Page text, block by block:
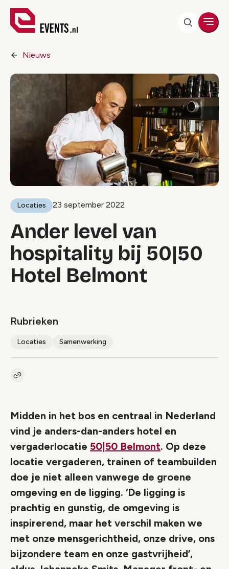
Nieuws
Locaties 23 september 2022
Ander level van
hospitality bij 50|50
Hotel Belmont
Rubrieken
Locaties Samenwerking
Kopieer link naar artikel
Midden in het bos en centraal in Nederland
vind je anders-dan-anders hotel en
vergaderlocatie 50|50 Belmont. Op deze
locatie vergaderen, trainen of teambuilden
doe je niet alleen vanwege de groene
omgeving en de ligging. ‘De ligging is
prachtig en gunstig, de omgeving is
inspirerend, maar het verschil maken we
met onze mensgerichtheid, onze drive, ons
bijzondere team en onze gastvrijheid’,